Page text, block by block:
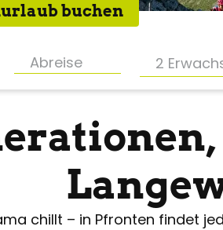
buchen
2
chillt – in Pfronten findet